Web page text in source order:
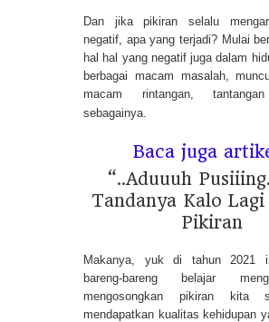
Dan jika pikiran selalu
negatif, apa yang terjadi? Mulai
hal hal yang negatif juga dalam
berbagai macam masalah,
macam rintangan,
sebagainya.
Baca juga
“..Aduuuh
Tandanya Kalo Lagi
Pikiran
Makanya, yuk di tahun 2021
bareng-bareng belajar
mengosongkan pikiran kita
mendapatkan kualitas kehidupan